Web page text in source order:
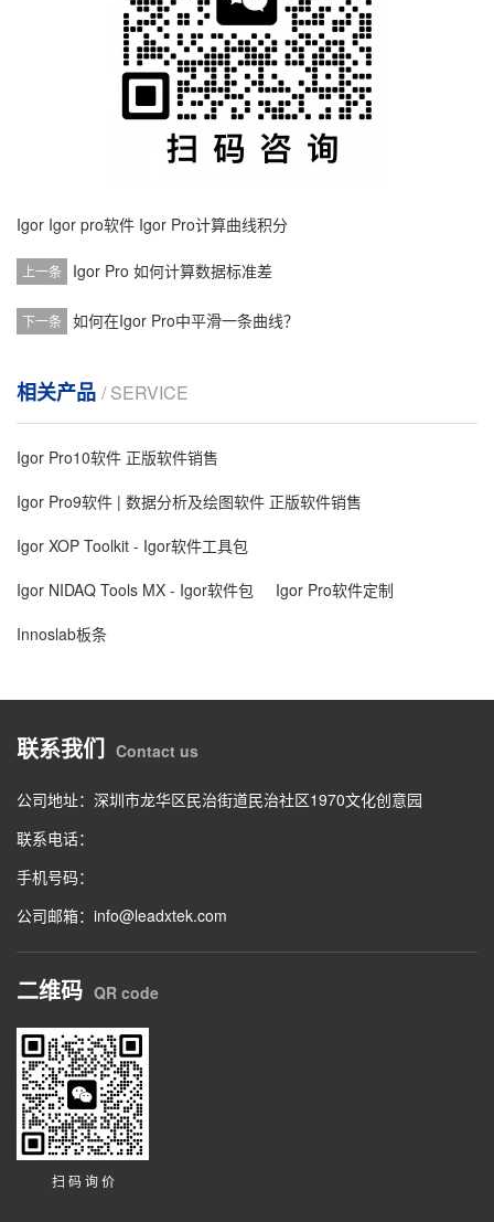
Igor Igor pro软件 Igor Pro计算曲线积分
上一条 Igor Pro 如何计算数据标准差
下一条 如何在Igor Pro中平滑一条曲线？
相关产品 / SERVICE
Igor Pro10软件 正版软件销售
Igor Pro9软件 | 数据分析及绘图软件 正版软件销售
Igor XOP Toolkit - Igor软件工具包
Igor NIDAQ Tools MX - Igor软件包
Igor Pro软件定制
Innoslab板条
联系我们 Contact us
公司地址：深圳市龙华区民治街道民治社区1970文化创意园
联系电话：
手机号码：
公司邮箱：info@leadxtek.com
二维码 QR code
扫 码 询 价